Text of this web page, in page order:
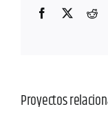
Facebook
X
Proyectos